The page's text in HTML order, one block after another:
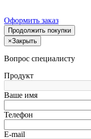
Оформить заказ
Продолжить покупки
×Закрыть
Вопрос специалисту
Продукт
Ваше имя
Телефон
E-mail